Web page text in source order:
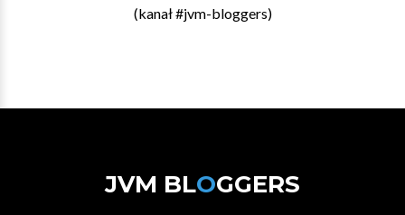
(kanał #jvm-bloggers)
JVM BLOGGERS